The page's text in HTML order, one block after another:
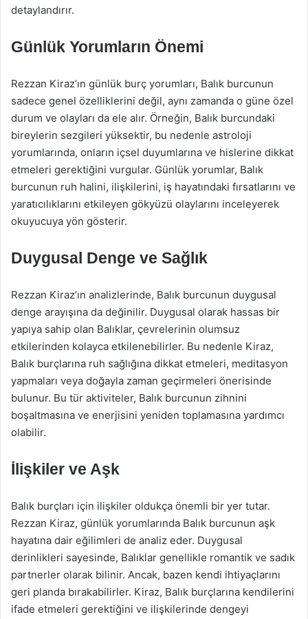
detaylandırır.
Günlük Yorumların Önemi
Rezzan Kiraz’ın günlük burç yorumları, Balık burcunun
sadece genel özelliklerini değil, aynı zamanda o güne özel
durum ve olayları da ele alır. Örneğin, Balık burcundaki
bireylerin sezgileri yüksektir, bu nedenle astroloji
yorumlarında, onların içsel duyumlarına ve hislerine dikkat
etmeleri gerektiğini vurgular. Günlük yorumlar, Balık
burcunun ruh halini, ilişkilerini, iş hayatındaki fırsatlarını ve
yaratıcılıklarını etkileyen gökyüzü olaylarını inceleyerek
okuyucuya yön gösterir.
Duygusal Denge ve Sağlık
Rezzan Kiraz’ın analizlerinde, Balık burcunun duygusal
denge arayışına da değinilir. Duygusal olarak hassas bir
yapıya sahip olan Balıklar, çevrelerinin olumsuz
etkilerinden kolayca etkilenebilirler. Bu nedenle Kiraz,
Balık burçlarına ruh sağlığına dikkat etmeleri, meditasyon
yapmaları veya doğayla zaman geçirmeleri önerisinde
bulunur. Bu tür aktiviteler, Balık burcunun zihnini
boşaltmasına ve enerjisini yeniden toplamasına yardımcı
olabilir.
İlişkiler ve Aşk
Balık burçları için ilişkiler oldukça önemli bir yer tutar.
Rezzan Kiraz, günlük yorumlarında Balık burcunun aşk
hayatına dair eğilimleri de analiz eder. Duygusal
derinlikleri sayesinde, Balıklar genellikle romantik ve sadık
partnerler olarak bilinir. Ancak, bazen kendi ihtiyaçlarını
geri planda bırakabilirler. Kiraz, Balık burçlarına kendilerini
ifade etmeleri gerektiğini ve ilişkilerinde dengeyi